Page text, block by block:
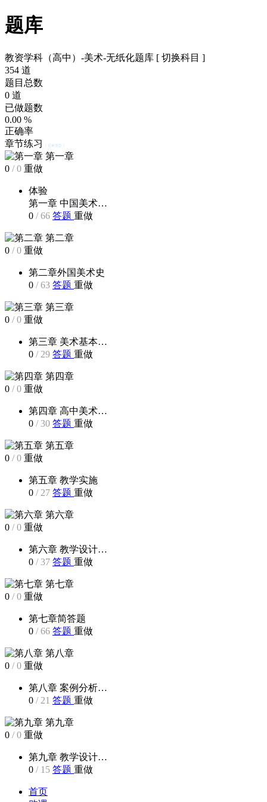
题库
教资学科（高中）-美术-无纸化题库 [ 切换科目 ]
354 道
题目总数
0 道
已做题数
0.00 %
正确率
章节练习
[ 切换类型 ]
第一章
0 /0 重做
体验
第一章 中国美术…
0 /66 答题 重做
第二章
0 /0 重做
第二章外国美术史
0 /63 答题 重做
第三章
0 /0 重做
第三章 美术基本…
0 / 29 答题 重做
第四章
0 /0 重做
第四章 高中美术…
0 / 30 答题 重做
第五章
0 /0 重做
第五章 教学实施
0 / 27 答题 重做
第六章
0 /0 重做
第六章 教学设计…
0 / 37 答题 重做
第七章
0 /0 重做
第七章简答题
0 /66 答题 重做
第八章
0 /0 重做
第八章 案例分析…
0 / 21 答题 重做
第九章
0 /0 重做
第九章 教学设计…
0 / 15 答题 重做
首页